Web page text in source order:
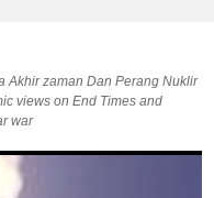
Akhir zaman Dan Perang Nuklir
views on End Times and
war